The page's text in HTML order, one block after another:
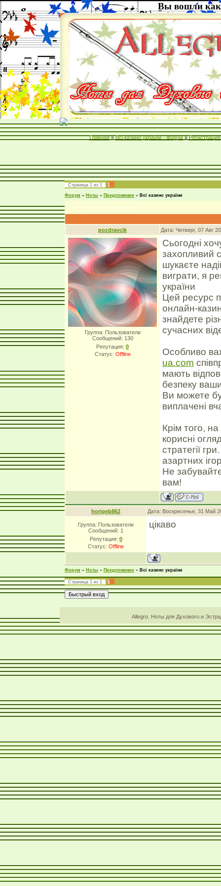
Вы вошли как
Главная » Всі казино україни - Форум » Регистрация
Страница 1 из 1 1
Форум » Ноты » Предложение » Всі казино україни
pozdravcik Дата: Четверг, 07 Авг
Группа: Пользователи
Сообщений: 130
Репутация: 0
Статус: Offline
Сьогодні
захопливий
шукаєте
виграти, я
україни
Цей ресурс
онлайн-
знайдете
сучасних
Особливо
ua.com
мають
безпеку
Ви можете
виплачені
Крім того,
корисні
стратегії
азартних
Не
вам!
horigeb862 Дата: Воскресенье, 31 Май
Группа: Пользователи
Сообщений: 1
Репутация: 0
Статус: Offline
цікаво
Форум » Ноты » Предложение » Всі казино україни
Страница 1 из 1 1
Allegro. Ноты для Духового и